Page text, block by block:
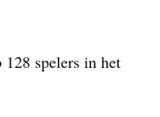
spelers in het